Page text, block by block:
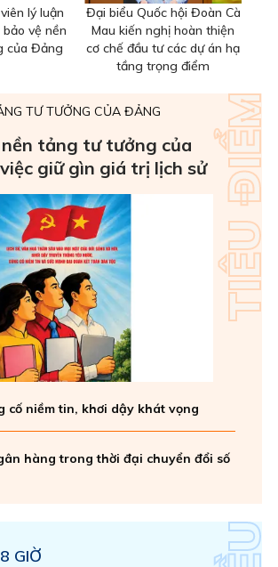
lý luận
vệ nền
của Đảng
Đại biểu Quốc hội Đoàn Cà
Mau kiến nghị hoàn thiện
cơ chế đầu tư các dự án hạ
tầng trọng điểm
TƯ TƯỞNG CỦA ĐẢNG
nền tảng tư tưởng của
giữ gìn giá trị lịch sử
cố niềm tin, khơi dậy khát vọng
hàng trong thời đại chuyển đổi số
GIỜ